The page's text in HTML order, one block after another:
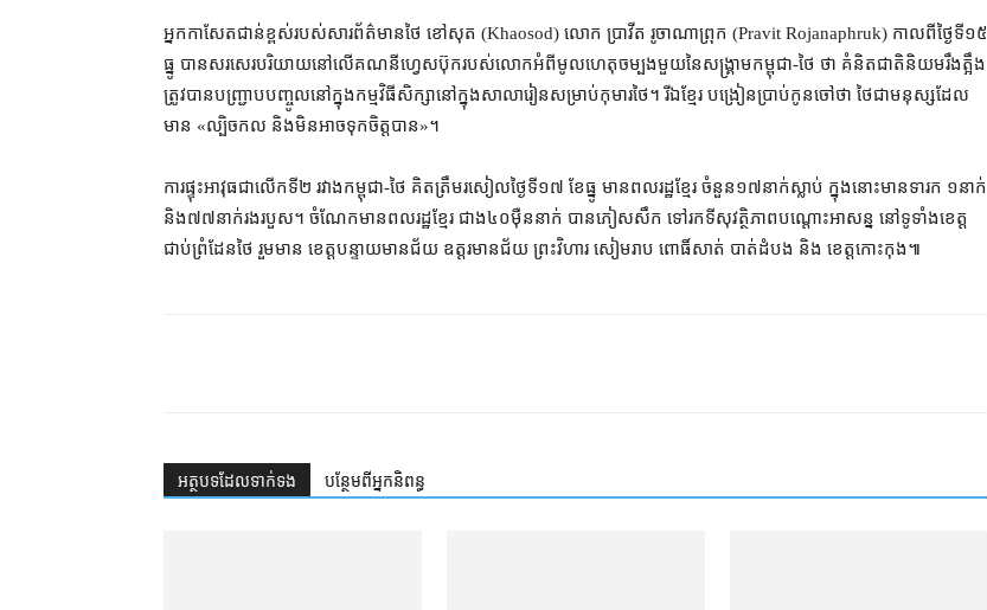
អ្នកកាសែត​ជាន់ខ្ពស់​របស់​សារព័ត៌មាន​ថៃ ខៅសុត (Khaosod) លោក ប្រាវីត រូចាណាព្រុក (Pravit Rojanaphruk) កាលពី​ថ្ងៃទី​១៥
ធ្នូ បាន​សរសេរ​បរិយាយ​នៅ​លើ​គណនី​ហ្វេសប៊ុក​របស់​លោក​អំពី​មូលហេតុ​ចម្បង​មួយ​នៃ​សង្គ្រាម​កម្ពុជា​-​ថៃ ថា គំនិត​ជាតិនិយម​រឹងត្អឹង​
ត្រូវ​បាន​បញ្ជ្រាប​បញ្ចូល​នៅក្នុង​កម្មវិធីសិក្សា​នៅក្នុង​សាលារៀន​សម្រាប់​កុមារ​ថៃ​។ រីឯ​ខ្មែរ បង្រៀន​ប្រាប់​កូនចៅ​ថា ថៃ​ជា​មនុស្ស​ដែល​
មាន «​ល្បិចកល និង​មិនអាច​ទុកចិត្ត​បាន»។
ការ​ផ្ទុះ​អាវុធ​ជា​លើក​ទី​២ រវាង​កម្ពុជា​-​ថៃ គិត​ត្រឹម​រសៀល​ថ្ងៃទី​១៧ ខែធ្នូ មាន​ពលរដ្ឋ​ខ្មែរ ចំនួន​១៧​នាក់​ស្លាប់ ក្នុង​នោះ​មាន​ទារក ១​នាក់
និង​៧៧​នាក់​រង​របួស។ ចំណែក​មាន​ពលរដ្ឋ​ខ្មែរ ជាង​៤០​ម៉ឺន​នាក់ បាន​ភៀស​សឹក ទៅ​រក​ទី​សុវត្ថិភាព​បណ្ដោះអាសន្ន នៅ​ទូទាំង​ខេត្ត​
ជាប់​ព្រំដែន​ថៃ រួមមាន ខេត្តបន្ទាយមានជ័យ ឧត្តរមានជ័យ ព្រះវិហារ សៀមរាប ពោធិ៍សាត់ បាត់ដំបង និង ខេត្តកោះកុង៕
អត្ថបទ​ដែល​ទាក់ទង បន្ថែម​ពី​អ្នកនិពន្ធ